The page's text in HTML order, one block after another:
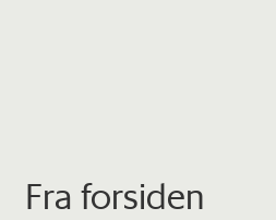
Fra forsiden